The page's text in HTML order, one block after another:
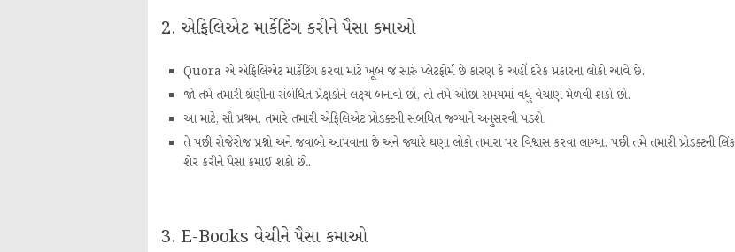
2. એફિલિએટ માર્કેટિંગ કરીને પૈસા કમાઓ
Quora એ એફિલિએટ માર્કેટિંગ કરવા માટે ખૂબ જ સારું પ્લેટફોર્મ છે કારણ કે અહીં દરેક પ્રકારના લોકો આવે છે.
જો તમે તમારી શ્રેણીના સંબંધિત પ્રેક્ષકોને લક્ષ્ય બનાવો છો, તો તમે ઓછા સમયમાં વધુ વેચાણ મેળવી શકો છો.
આ માટે, સૌ પ્રથમ, તમારે તમારી એફિલિએટ પ્રોડક્ટની સંબંધિત જગ્યાને અનુસરવી પડશે.
તે પછી રોજેરોજ પ્રશ્નો અને જવાબો આપવાના છે અને જ્યારે ઘણા લોકો તમારા પર વિશ્વાસ કરવા લાગ્યા. પછી તમે તમારી પ્રોડક્ટની લિંક
શેર કરીને પૈસા કમાઈ શકો છો.
3. E-Books વેચીને પૈસા કમાઓ